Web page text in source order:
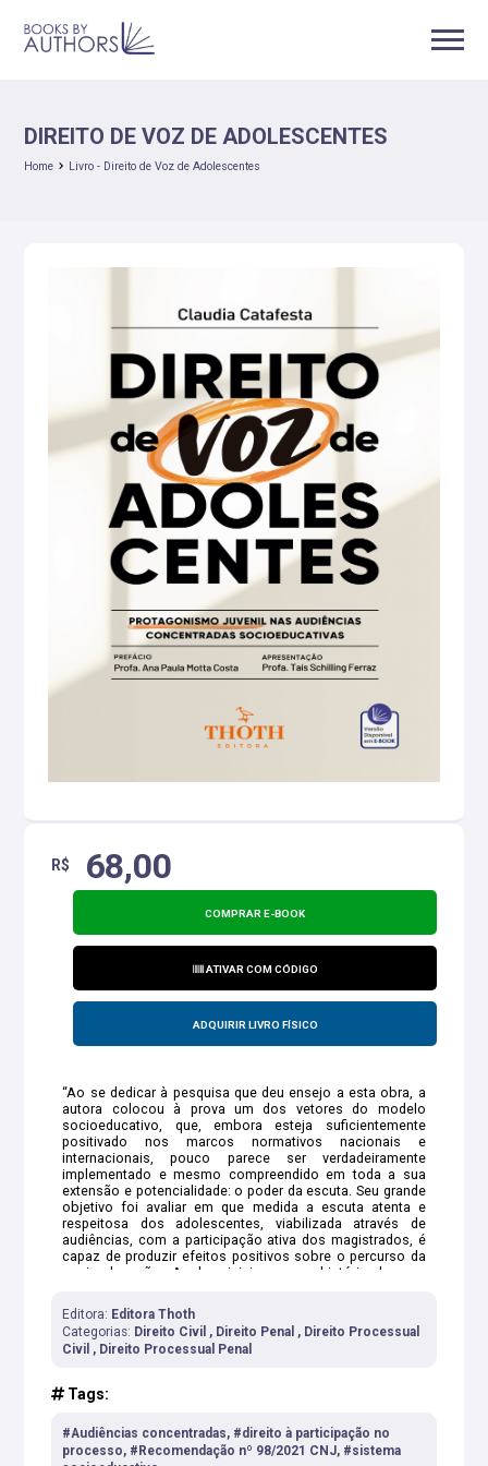
DIREITO DE VOZ DE ADOLESCENTES
Home Livro - Direito de Voz de Adolescentes
R$ 68,00
COMPRAR E-BOOK
ATIVAR COM CÓDIGO
ADQUIRIR LIVRO FÍSICO
“Ao se dedicar à pesquisa que deu ensejo a esta obra, a
autora colocou à prova um dos vetores do modelo
socioeducativo, que, embora esteja suficientemente
positivado nos marcos normativos nacionais e
internacionais, pouco parece ser verdadeiramente
implementado e mesmo compreendido em toda a sua
extensão e potencialidade: o poder da escuta. Seu grande
objetivo foi avaliar em que medida a escuta atenta e
respeitosa dos adolescentes, viabilizada através de
audiências, com a participação ativa dos magistrados, é
capaz de produzir efeitos positivos sobre o percurso da
socioeducação. A obra inicia com a história de uma
medida socioeducativa de internação, registrou em uma
carta o quanto desejava ser ouvida, reconhecida,
considerada pela juíza que avaliaria a necessidade de ser
mantida em regime de privação de liberdade. Tocada pelo
Conselho Nacional de Justiça, para a realização de
audiências concentradas na reavaliação periódica das
investigar se a expectativa de Talia de ser verdadeiramente
ouvida poderia ser atendida através da realização dessas
Editora: Editora Thoth
Categorias: Direito Civil , Direito Penal , Direito Processual
Civil , Direito Processual Penal
Tags:
#Audiências concentradas, #direito à participação no
processo, #Recomendação nº 98/2021 CNJ, #sistema